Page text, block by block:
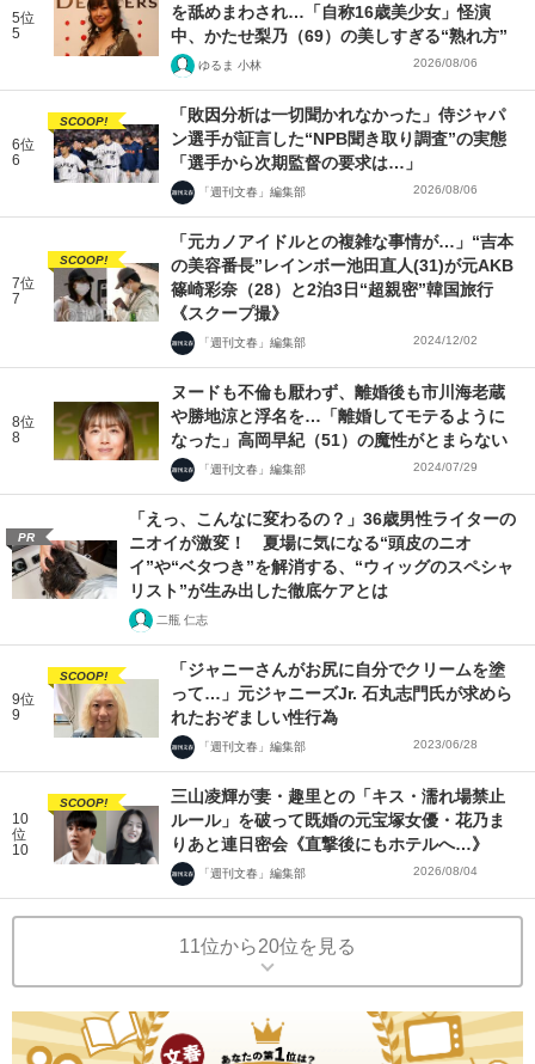
5位
5
を舐めまわされ…「自称16歳美少女」怪演
中、かたせ梨乃（69）の美しすぎる“熟れ方”
ゆるま 小林 2026/08/06
6位
6
SCOOP!
「敗因分析は一切聞かれなかった」侍ジャパ
ン選手が証言した“NPB聞き取り調査”の実態
「選手から次期監督の要求は…」
「週刊文春」編集部 2026/08/06
7位
7
SCOOP!
「元カノアイドルとの複雑な事情が…」“吉本
の美容番長”レインボー池田直人(31)が元AKB
篠崎彩奈（28）と2泊3日“超親密”韓国旅行
《スクープ撮》
「週刊文春」編集部 2024/12/02
8位
8
ヌードも不倫も厭わず、離婚後も市川海老蔵
や勝地涼と浮名を…「離婚してモテるように
なった」高岡早紀（51）の魔性がとまらない
「週刊文春」編集部 2024/07/29
PR
「えっ、こんなに変わるの？」36歳男性ライターの
ニオイが激変！ 夏場に気になる“頭皮のニオ
イ”や“ベタつき”を解消する、“ウィッグのスペシャ
リスト”が生み出した徹底ケアとは
二瓶 仁志
9位
9
SCOOP!
「ジャニーさんがお尻に自分でクリームを塗
って…」元ジャニーズJr. 石丸志門氏が求めら
れたおぞましい性行為
「週刊文春」編集部 2023/06/28
10
位
10
SCOOP!
三山凌輝が妻・趣里との「キス・濡れ場禁止
ルール」を破って既婚の元宝塚女優・花乃ま
りあと連日密会《直撃後にもホテルへ…》
「週刊文春」編集部 2026/08/04
11位から20位を見る